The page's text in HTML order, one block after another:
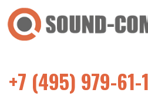
+7 (495) 979-61-